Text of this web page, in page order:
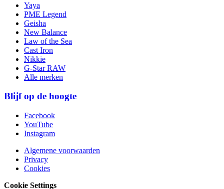
Yaya
PME Legend
Geisha
New Balance
Law of the Sea
Cast Iron
Nikkie
G-Star RAW
Alle merken
Blijf op de hoogte
Facebook
YouTube
Instagram
Algemene voorwaarden
Privacy
Cookies
Cookie Settings